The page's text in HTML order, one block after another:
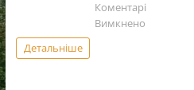
Коментарі
Вимкненодо
Детальніше